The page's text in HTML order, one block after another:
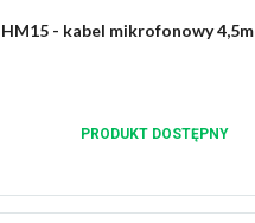
- kabel mikrofonowy 4,5m
PRODUKT DOSTĘPNY